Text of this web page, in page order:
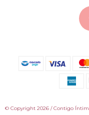
© Copyright 2026 / Contigo